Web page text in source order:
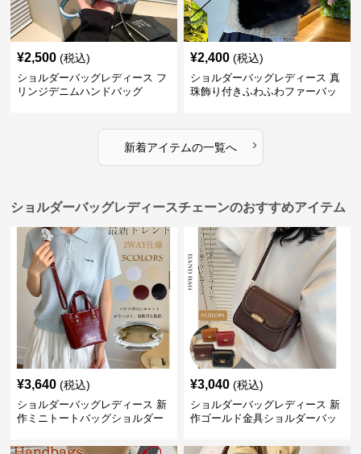
¥2,500 (税込)
ショルダーバッグレディース フ
リンジデニムハンドバッグ
¥2,400 (税込)
ショルダーバッグレディース 真
珠飾り付きふわふわファーバッ
新着アイテムの一覧へ ›
ショルダーバッグレディースチェーンのおすすめアイテム
¥3,640 (税込)
ショルダーバッグレディース 新
作ミニトートバッグショルダー
¥3,040 (税込)
ショルダーバッグレディース 新
作ゴールド金具ショルダーバッ